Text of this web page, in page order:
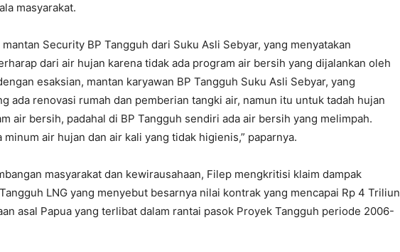
masyarakat.
Security BP Tangguh dari Suku Asli Sebyar, yang menyatakan
dari air hujan karena tidak ada program air bersih yang dijalankan oleh
esaksian, mantan karyawan BP Tangguh Suku Asli Sebyar, yang
ada renovasi rumah dan pemberian tangki air, namun itu untuk tadah hujan
air bersih, padahal di BP Tangguh sendiri ada air bersih yang melimpah.
minum air hujan dan air kali yang tidak higienis,” paparnya.
masyarakat dan kewirausahaan, Filep mengkritisi klaim dampak
LNG yang menyebut besarnya nilai kontrak yang mencapai Rp 4 Triliun
asal Papua yang terlibat dalam rantai pasok Proyek Tangguh periode 2006-